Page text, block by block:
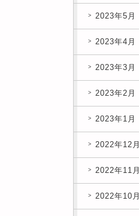
2023年5月
2023年4月
2023年3月
2023年2月
2023年1月
2022年12月
2022年11月
2022年10月